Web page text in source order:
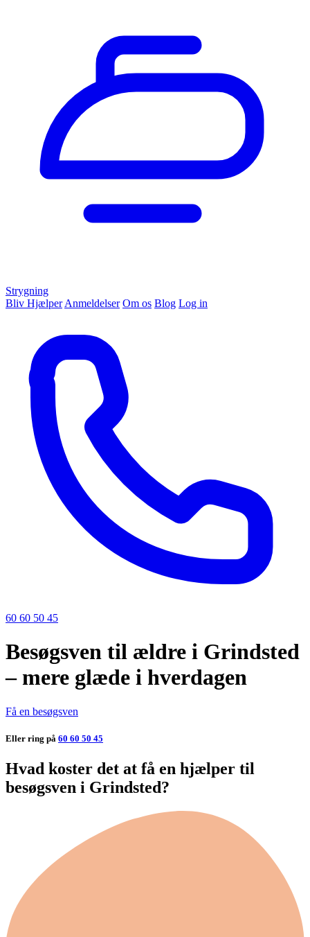
Strygning
Bliv Hjælper Anmeldelser Om os Blog Log in
60 60 50 45
Besøgsven til ældre i Grindsted
– mere glæde i hverdagen
Få en besøgsven
Eller ring på 60 60 50 45
Hvad koster det at få en hjælper til
besøgsven i Grindsted?